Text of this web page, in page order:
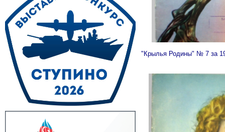
"Крылья Родины" № 7 за